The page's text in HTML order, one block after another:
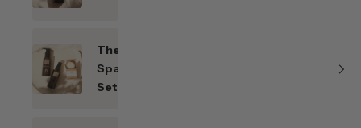
Themen-
Spar-
Sets